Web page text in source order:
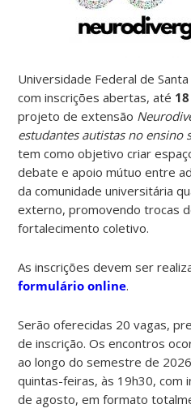
Universidade Federal de Santa
com inscrições abertas, até
projeto de extensão
estudantes autistas no ensino
tem como objetivo criar
debate e apoio mútuo entre
da comunidade universitária
externo, promovendo trocas
fortalecimento coletivo.
As inscrições devem ser
formulário online.
Serão oferecidas 20 vagas,
de inscrição. Os encontros
ao longo do semestre de
quintas-feiras, às 19h30, com
de agosto, em formato